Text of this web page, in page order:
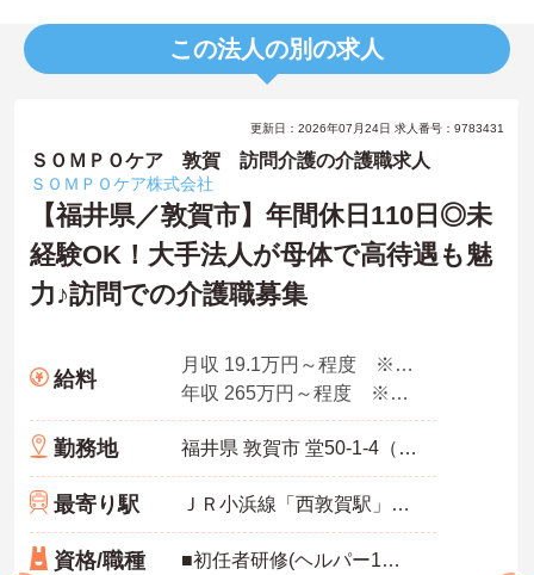
この法人の別の求人
更新日：2026年07月24日 求人番号：9783431
ＳＯＭＰＯケア 敦賀 訪問介護の介護職求人
ＳＯＭＰＯケア株式会社
【福井県／敦賀市】年間休日110日◎未
経験OK！大手法人が母体で高待遇も魅
力♪訪問での介護職募集
給料
月収 19.1万円～程度 ※諸手当込み
年収 265万円～程度 ※想定年収
勤務地 福井県 敦賀市 堂50-1-4（長沢）日経ビル1F
最寄り駅 ＪＲ小浜線「西敦賀駅」バス・車4分
資格/職種 ■初任者研修(ヘルパー1級・2級)以上の資格をお持ちの方 ■スマートフォン所持必須（業務に使用するため） ■普通運転免許必須（AT可） ※未経験可